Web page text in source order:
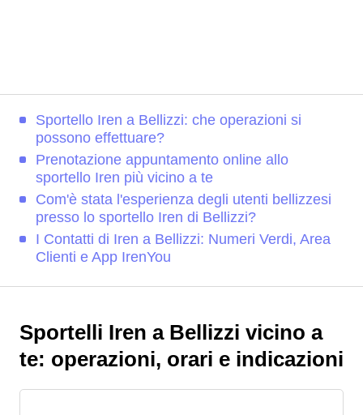
Sportello Iren a Bellizzi: che operazioni si
possono effettuare?
Prenotazione appuntamento online allo
sportello Iren più vicino a te
Com'è stata l'esperienza degli utenti bellizzesi
presso lo sportello Iren di Bellizzi?
I Contatti di Iren a Bellizzi: Numeri Verdi, Area
Clienti e App IrenYou
Sportelli Iren a Bellizzi vicino a
te: operazioni, orari e indicazioni